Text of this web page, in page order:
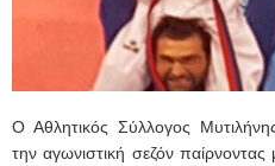
Ο Αθλητικός Σύλλογος
την αγωνιστική σεζόν